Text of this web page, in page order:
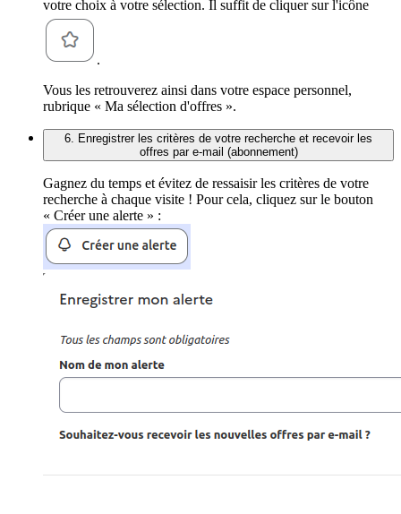
votre choix à votre sélection. Il suffit de cliquer sur l'icône
.
Vous les retrouverez ainsi dans votre espace personnel,
rubrique « Ma sélection d'offres ».
6. Enregistrer les critères de votre recherche et recevoir les
offres par e-mail (abonnement)
Gagnez du temps et évitez de ressaisir les critères de votre
recherche à chaque visite ! Pour cela, cliquez sur le bouton
« Créer une alerte » :